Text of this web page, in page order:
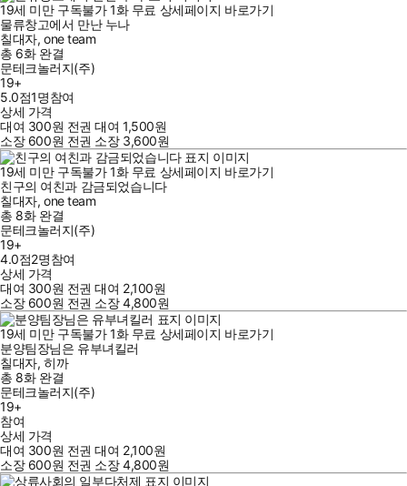
19세 미만 구독불가 1화 무료 상세페이지 바로가기
물류창고에서 만난 누나
칠대자, one team
총 6화 완결
문테크놀러지(주)
19+
5.0점1명참여
상세 가격
대여 300원 전권 대여1,500원
소장 600원 전권 소장 3,600원
19세 미만 구독불가 1화 무료 상세페이지 바로가기
친구의 여친과 감금되었습니다
칠대자, one team
총 8화 완결
문테크놀러지(주)
19+
4.0점2명참여
상세 가격
대여 300원 전권 대여 2,100원
소장 600원 전권 소장4,800원
19세 미만 구독불가 1화 무료 상세페이지 바로가기
분양팀장님은 유부녀킬러
칠대자, 히까
총 8화 완결
문테크놀러지(주)
19+
참여
상세 가격
대여 300원 전권 대여 2,100원
소장 600원 전권 소장4,800원